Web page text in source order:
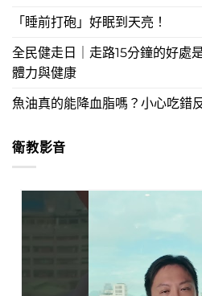
「睡前打砲」好眠到天亮！
全民健走日｜走路15分鐘的好處
體力與健康
魚油真的能降血脂嗎？小心吃錯
衛教影音